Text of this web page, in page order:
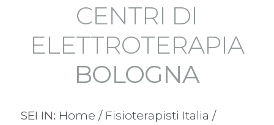
CENTRI DI
ELETTROTERAPIA
BOLOGNA
SEI IN: Home / Fisioterapisti Italia /